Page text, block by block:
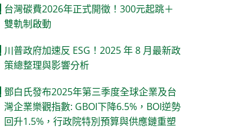
台灣碳費2026年正式開徵！300元起跳＋
雙軌制啟動
川普政府加速反 ESG！2025 年 8 月最新政
策總整理與影響分析
鄧白氏發布2025年第三季度全球企業及台
灣企業樂觀指數: GBOI下降6.5%，BOI逆勢
回升1.5%，行政院特別預算與供應鏈重塑